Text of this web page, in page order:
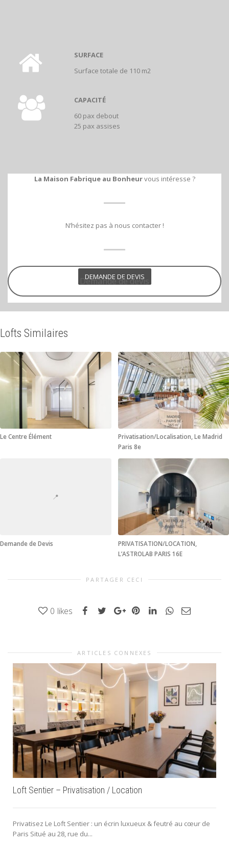
SURFACE
Surface totale de 110 m2
CAPACITÉ
60 pax debout
25 pax assises
La Maison Fabrique au Bonheurvous intéresse ?
N’hésitez pas à nous contacter !
DEMANDE DE DEVIS
Demande de devis
Lofts Similaires
Le Centre Élément
Privatisation/Localisation, Le Madrid
Paris 8e
📍
Demande de Devis
PRIVATISATION/LOCATION,
L’ASTROLAB PARIS 16E
PARTAGER CECI
0 likes
ARTICLES CONNEXES
Loft Sentier – Privatisation / Location
Privatisez Le Loft Sentier : un écrin luxueux & feutré au cœur de
Paris Situé au 28, rue du...